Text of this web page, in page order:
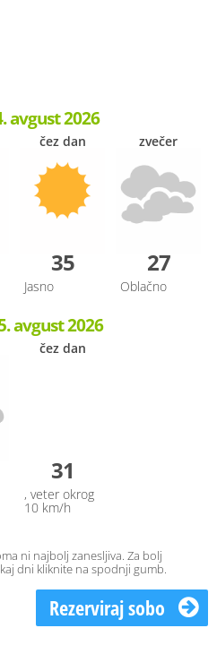
avgust 2026
čez dan
35
Jasno
zvečer
27
Oblačno
avgust 2026
čez dan
31
, veter okrog
10 km/h
ni najbolj zanesljiva. Za bolj
dni kliknite na spodnji gumb.
Rezerviraj sobo